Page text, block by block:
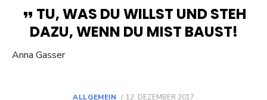
TU, WAS DU WILLST UND STEH
DAZU, WENN DU MIST BAUST!
Anna Gasser
ALLGEMEIN
POSTED
12. DEZEMBER 2017